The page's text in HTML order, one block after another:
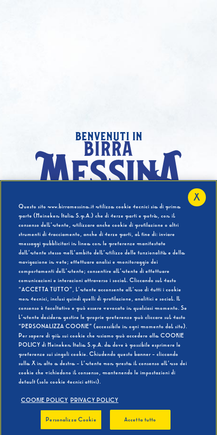
benvenuti in
Hai compiuto 18 Anni?
SI NO
BEVI RESPONSABILMENTE
Questo sito www.birramessina.it utilizza cookie tecnici sia di prima
parte (Heineken Italia S.p.A.) che di terze parti e potrà, con il
consenso dell’utente, utilizzare anche cookie di profilazione o altri
strumenti di tracciamento, anche di terze parti, al fine di: inviare
messaggi pubblicitari in linea con le preferenze manifestate
dall’utente stesso nell’ambito dell’utilizzo delle funzionalità e della
navigazione in rete; effettuare analisi e monitoraggio dei
comportamenti dell’utente; consentire all’utente di effettuare
comunicazioni e interazioni attraverso i social. Cliccando sul tasto
“ACCETTA TUTTO”, l’utente acconsente all’uso di tutti i cookie
non tecnici, inclusi quindi quelli di profilazione, analitici e social. Il
consenso è facoltativo e può essere revocato in qualsiasi momento. Se
l’utente desidera gestire le proprie preferenze può cliccare sul tasto
“PERSONALIZZA COOKIE” (accessibile in ogni momento dal sito).
Per sapere di più sui cookie che usiamo può accedere alla COOKIE
POLICY di Heineken Italia S.p.A. da dove è possibile esprimere le
preferenze sui singoli cookie. Chiudendo questo banner - cliccando
sulla X in alto a destra - l’utente non presta il consenso all’uso dei
cookie che richiedono il consenso, mantenendo le impostazioni di
default (solo cookie tecnici attivi).
COOKIE POLICY PRIVACY POLICY
Personalizza Cookie Accetta tutto
X